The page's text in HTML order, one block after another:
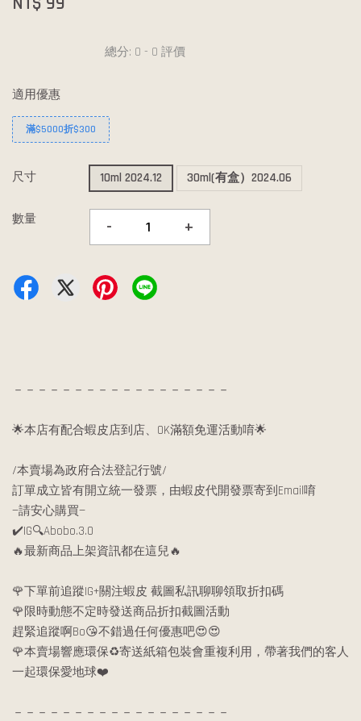
總分: 0 - 0 評價
適用優惠
滿$5000折$300
尺寸 10ml 2024.12 30ml(有盒）2024.06
數量 - +
－－－－－－－－－－－－－－－－－－
🌟本店有配合蝦皮店到店、OK滿額免運活動唷🌟
/本賣場為政府合法登記行號/
訂單成立皆有開立統一發票，由蝦皮代開發票寄到Email唷
—請安心購買—
✔️IG🔍Abobo.3.0
🔥最新商品上架資訊都在這兒🔥
🌹下單前追蹤IG+關注蝦皮 截圖私訊聊聊領取折扣碼
🌹限時動態不定時發送商品折扣截圖活動
趕緊追蹤啊Bo😘不錯過任何優惠吧😍😍
🌹本賣場響應環保♻️寄送紙箱包裝會重複利用，帶著我們的客人
一起環保愛地球❤️
－－－－－－－－－－－－－－－－－－